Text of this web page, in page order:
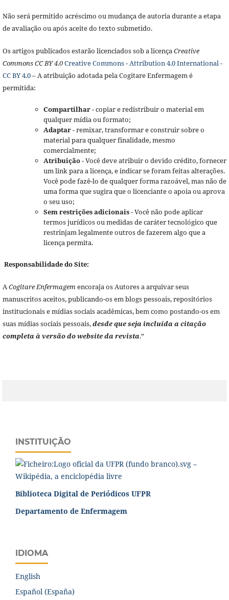
Não será permitido acréscimo ou mudança de autoria durante a etapa
de avaliação ou após aceite do texto submetido.
Os artigos publicados estarão licenciados sob a licençaCreative
Commons CC BY 4.0Creative Commons - Attribution 4.0 International -
CC BY 4.0– A atribuição adotada pela Cogitare Enfermagem é
permitida:
Compartilhar- copiar e redistribuir o material em
qualquer mídia ou formato;
Adaptar- remixar, transformar e construir sobre o
material para qualquer finalidade, mesmo
comercialmente;
Atribuição- Você deve atribuir o devido crédito, fornecer
um link para a licença, e indicar se foram feitas alterações.
Você pode fazê-lo de qualquer forma razoável, mas não de
uma forma que sugira que o licenciante o apoia ou aprova
o seu uso;
Sem restrições adicionais- Você não pode aplicar
termos jurídicos ou medidas de caráter tecnológico que
restrinjam legalmente outros de fazerem algo que a
licença permita.
Responsabilidade do Site:
ACogitare Enfermagemencoraja os Autores a arquivar seus
manuscritos aceitos, publicando-os em blogs pessoais, repositórios
institucionais e mídias sociais acadêmicas, bem como postando-os em
suas mídias sociais pessoais,desde que seja incluída a citação
completa à versão do website da revista.”
INSTITUIÇÃO
Biblioteca Digital de Periódicos UFPR
Departamento de Enfermagem
IDIOMA
English
Español (España)